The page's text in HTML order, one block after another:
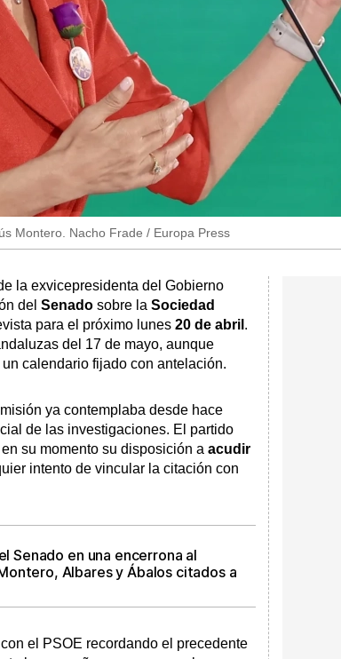
Montero. Nacho Frade / Europa Press
la exvicepresidenta del Gobierno
del Senado sobre la Sociedad
para el próximo lunes 20 de abril .
del 17 de mayo, aunque
calendario fijado con antelación.
ya contemplaba desde hace
de las investigaciones. El partido
su momento su disposición a acudir
intento de vincular la citación con
Senado en una encerrona al
Albares y Ábalos citados a
el PSOE recordando el precedente